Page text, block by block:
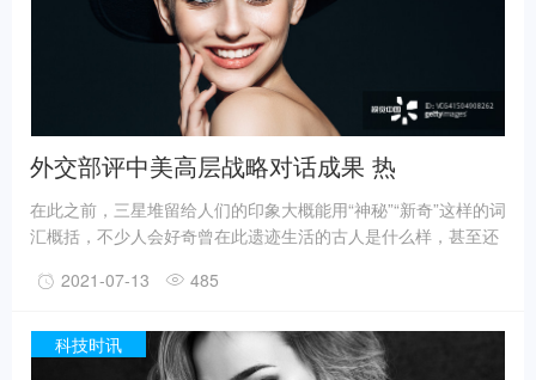
7号和8号坑正在发掘坑内填土，现已出土金面具残片、鸟型金饰
片、金箔、眼部有彩绘铜头像、巨青铜面具、青铜神树、象牙、
精美牙雕残件、玉琮、玉石器等重要文物500余件。
外交部评中美高层战略对话成果 热
在此之前，三星堆留给人们的印象大概能用“神秘”“新奇”这样的词
汇概括，不少人会好奇曾在此遗迹生活的古人是什么样，甚至还
一定程度上回答了一些问题。
祀坑”。2019年11月至2020年5月，考古人员新发现6座三星堆文
2021-07-13 485
科技时讯